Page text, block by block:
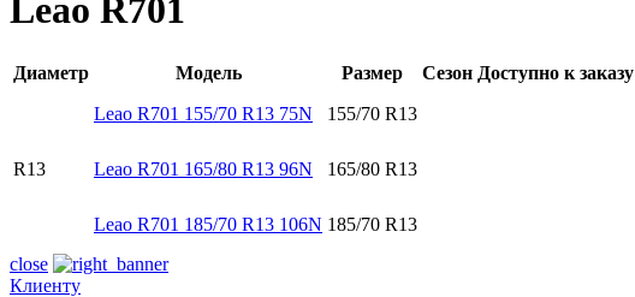
Leao R701
Диаметр Модель Размер Сезон Доступно к заказу
R13
Leao R701 155/70 R13 75N 155/70 R13
Leao R701 165/80 R13 96N 165/80 R13
Leao R701 185/70 R13 106N 185/70 R13
close
Клиенту